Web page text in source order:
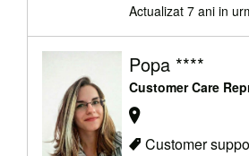
Actualizat 7 ani in
Popa ****
Customer Care
Customer